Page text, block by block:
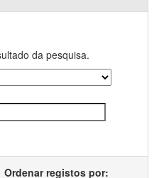
da pesquisa.
Ordenar registos por: